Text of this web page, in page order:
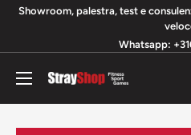
contenuto
Showroom, palestra, test e
Whatsapp:
StrayShop
B.V.